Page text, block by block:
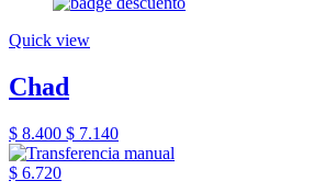
Quick view
Chad
$ 8.400 $ 7.140
$ 6.720